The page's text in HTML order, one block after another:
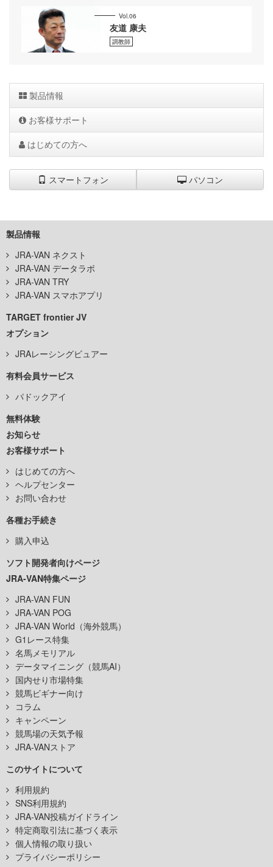
Vol.06
友道 康夫
調教師
製品情報
お客様サポート
はじめての方へ
スマートフォン パソコン
製品情報
JRA-VAN ネクスト
JRA-VAN データラボ
JRA-VAN TRY
JRA-VAN スマホアプリ
TARGET frontier JV
オプション
JRAレーシングビュアー
有料会員サービス
パドックアイ
無料体験
お知らせ
お客様サポート
はじめての方へ
ヘルプセンター
お問い合わせ
各種お手続き
購入申込
ソフト開発者向けページ
JRA-VAN特集ページ
JRA-VAN FUN
JRA-VAN POG
JRA-VAN World（海外競馬）
G1レース特集
名馬メモリアル
データマイニング（競馬AI）
国内せり市場特集
競馬ビギナー向け
コラム
キャンペーン
競馬場の天気予報
JRA-VANストア
このサイトについて
利用規約
SNS利用規約
JRA-VAN投稿ガイドライン
特定商取引法に基づく表示
個人情報の取り扱い
プライバシーポリシー